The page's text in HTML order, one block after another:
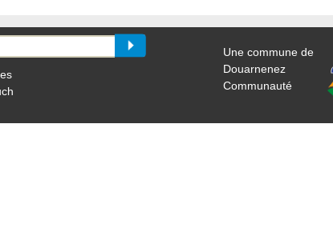
Une commune de
Douarnenez
Communauté